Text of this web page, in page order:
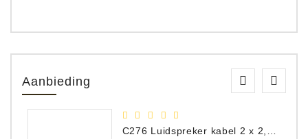
Aanbieding
C276 Luidspreker kabel 2 x 2,50 mm² (per meter)